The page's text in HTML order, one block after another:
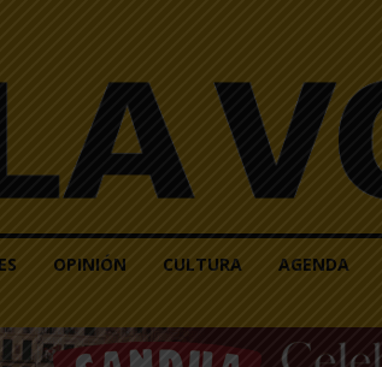
OPINIÓN CULTURA AGENDA